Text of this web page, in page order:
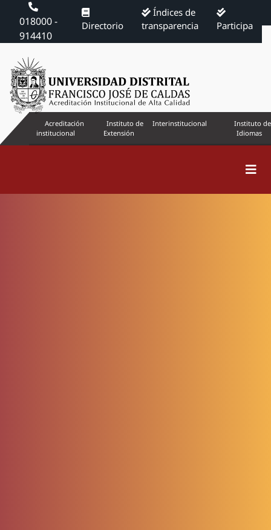
018000 -
914410
Directorio
Índices de
transparencia
Participa
Acreditación
institucional
Instituto de
Extensión
Interinstitucional
Instituto de
Idiomas